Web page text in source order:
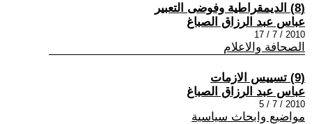
(8) الديمقراطية وفوضى التعبير
عباس عبد الرزاق الصباغ
2010 / 7 / 17
الصحافة والاعلام
(9) تسييس الازمات
عباس عبد الرزاق الصباغ
2010 / 7 / 5
مواضيع وابحاث سياسية